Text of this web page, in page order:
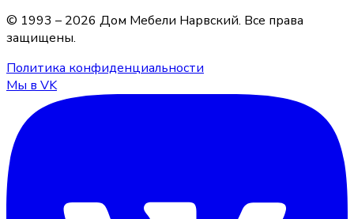
© 1993 – 2026 Дом Мебели Нарвский. Все права
защищены.
Политика конфиденциальности
Мы в VK